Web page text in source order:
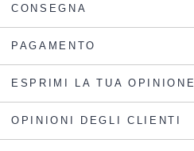
CONSEGNA
PAGAMENTO
ESPRIMI LA TUA OPINIONE
OPINIONI DEGLI CLIENTI